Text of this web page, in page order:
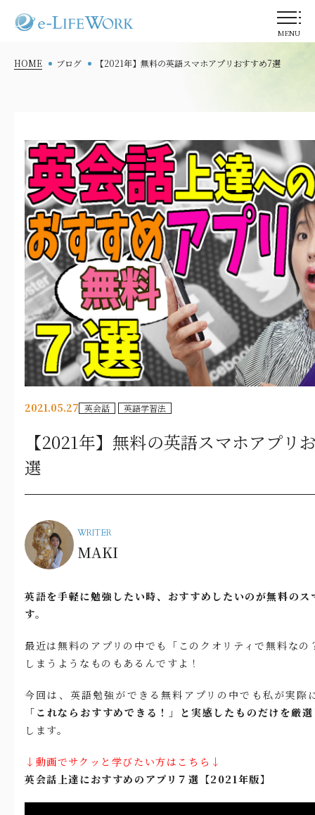
MENU
HOME ブログ 【2021年】無料の英語スマホアプリおすすめ7選
2021.05.27 英会話 英語学習法
【2021年】無料の英語スマホアプリ
選
WRITER
MAKI
英語を手軽に勉強したい時、おすすめしたいのが無料のス
す。
最近は無料のアプリの中でも「このクオリティで無料なの
しまうようなものもあるんですよ！
今回は、英語勉強ができる無料アプリの中でも私が実際
「これならおすすめできる！」と実感したものだけを厳
します。
↓動画でサクッと学びたい方はこちら↓
英会話上達におすすめのアプリ７選【2021年版】